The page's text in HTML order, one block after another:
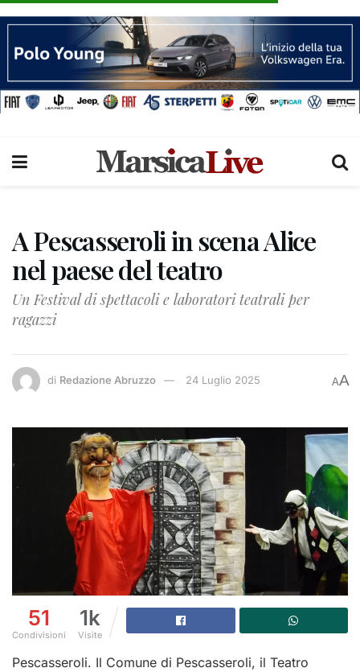
A Pescasseroli in scena Alice
nel paese del teatro
Un Festival di spettacoli e laboratori teatrali per
ragazzi
di Redazione Abruzzo 24 Luglio 2025 AA
51
Condivisioni
1k
Visite
Pescasseroli. Il Comune di Pescasseroli, il Teatro